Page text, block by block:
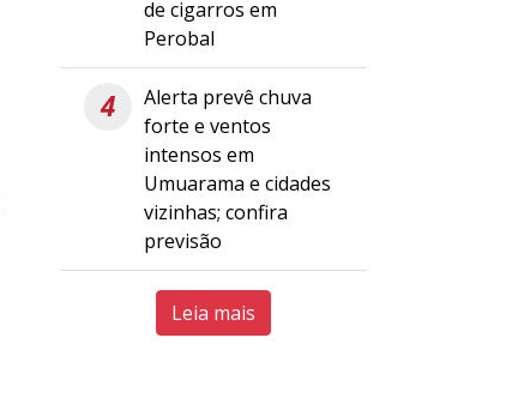
de cigarros em
Perobal
4
Alerta prevê chuva
forte e ventos
intensos em
Umuarama e cidades
vizinhas; confira
previsão
Leia mais